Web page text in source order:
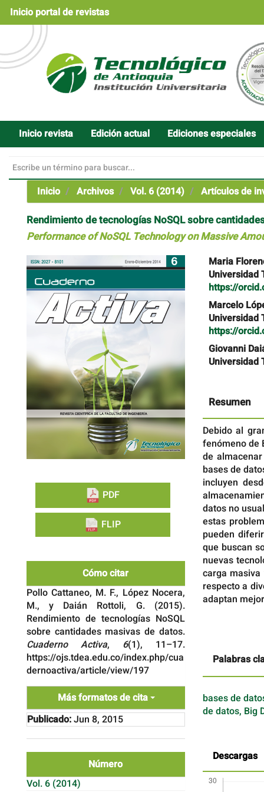
Navegación
principal
Contenido
principal
Barra
lateral
Inicio portal de revistas
Inicio revista Edición actual Ediciones especiales
Inicio
Archivos Vol. 6 (2014) Artículos de
Rendimiento de tecnologías NoSQL sobre
Performance of NoSQL Technology on Massive
Barra
lateral
del
artículo
PDF
FLIP
Cómo citar
Pollo Cattaneo, M. F., López Nocera,
M., y Daián Rottoli, G. (2015).
Rendimiento de tecnologías NoSQL
sobre cantidades masivas de datos.
Cuaderno Activa, 6(1), 11–17.
https://ojs.tdea.edu.co/index.php/cua
dernoactiva/article/view/197
Más formatos de cita
Publicado:Jun 8, 2015
Número
Vol. 6 (2014)
Contenido
principal
del
artículo
Maria
Universidad
https://
Marcelo
Universidad
https://
Giovanni
Universidad
Resumen
Debido al
fenómeno de
de
bases de
incluyen
datos no
estas
pueden
que buscan
nuevas
carga
respecto a
adaptan
Palabras
bases de
de datos, Big
Descargas